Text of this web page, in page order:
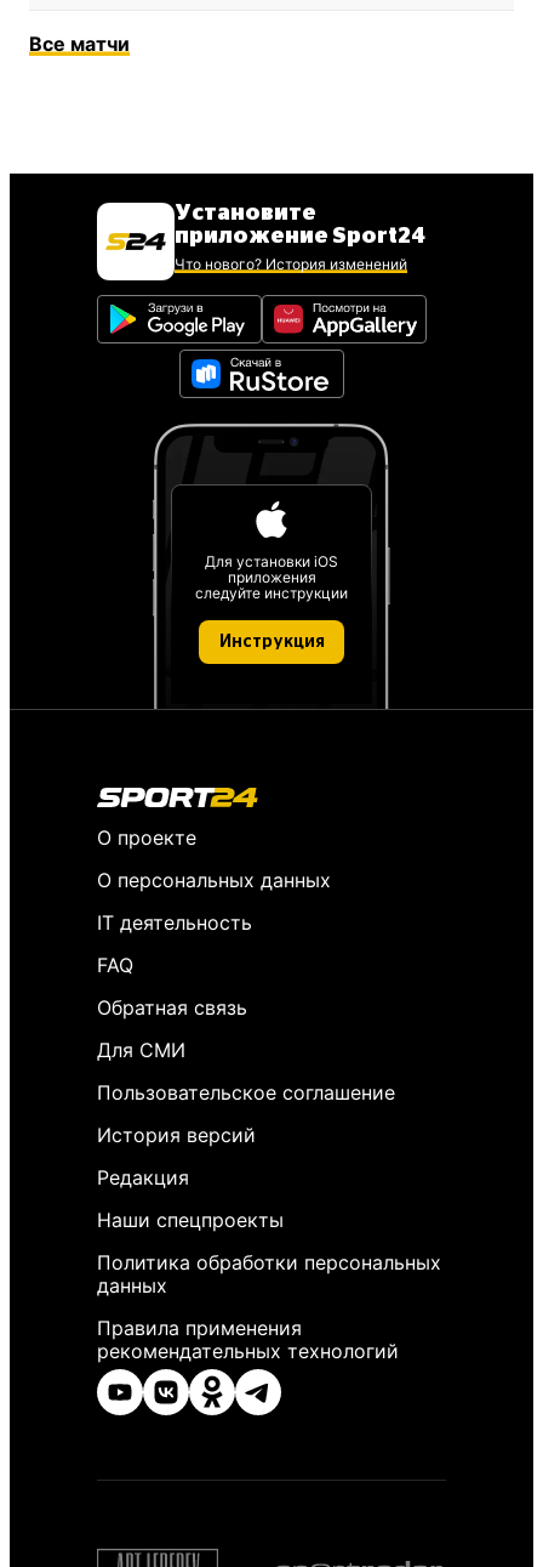
Все матчи
Установите
приложение Sport24
Что нового? История изменений
Для установки iOS
приложения
следуйте инструкции
Инструкция
О проекте
О персональных данных
IT деятельность
FAQ
Обратная связь
Для СМИ
Пользовательское соглашение
История версий
Редакция
Наши спецпроекты
Политика обработки персональных
данных
Правила применения
рекомендательных технологий